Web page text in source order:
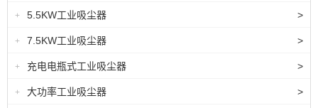
+ 5.5KW工业吸尘器 >
+ 7.5KW工业吸尘器 >
+ 充电电瓶式工业吸尘器 >
+ 大功率工业吸尘器 >